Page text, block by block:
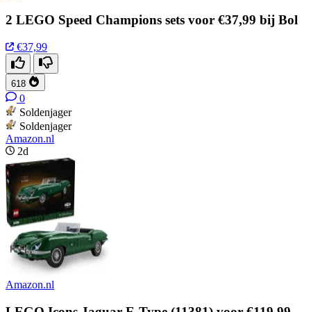
2 LEGO Speed Champions sets voor €37,99 bij Bol
€37,99
618
0
Soldenjager
Soldenjager
Amazon.nl
2d
Amazon.nl